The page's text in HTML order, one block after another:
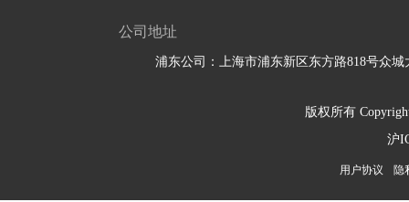
公司地址
浦东公司：上海市浦东新区东方路818号众城
版权所有
沪
用户协议 隐